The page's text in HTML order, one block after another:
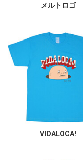
メルトロゴ
VIDALOCA!